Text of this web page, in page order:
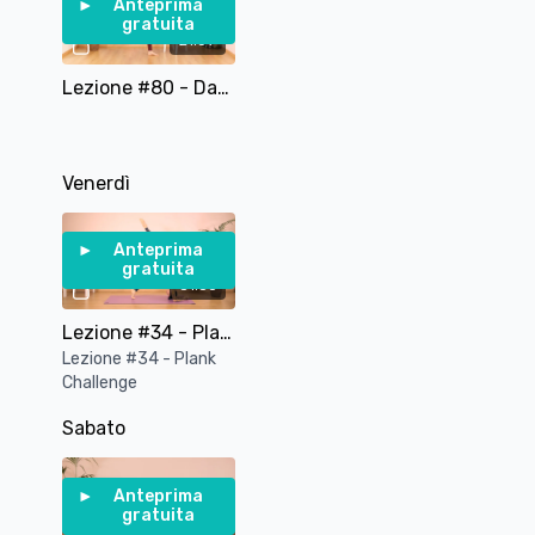
Anteprima
gratuita
Lezione #80 - Dance Fusion in 10 Esercizi - Gambe e Core - 20 minuti
Venerdì
31:56
Anteprima
gratuita
Lezione #34 - Plank Challenge
Lezione #34 - Plank
Challenge
Sabato
Anteprima
gratuita